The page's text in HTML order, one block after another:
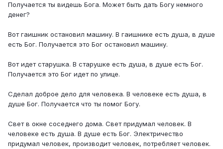
Получается ты видешь Бога. Может быть дать Богу немного
денег?
Вот гаишник остановил машину. В гаишнике есть душа, в душе
есть Бог. Получается это Бог остановил машину.
Вот идет старушка. В старушке есть душа, в душе есть Бог.
Получается это Бог идет по улице.
Сделал доброе дело для человека. В человеке есть душа, в
душе Бог. Получается что ты помог Богу.
Свет в окне соседнего дома. Свет придумал человек. В
человеке есть душа. В душе есть Бог. Электричество
придумал человек, производит человек, потребляет человек.